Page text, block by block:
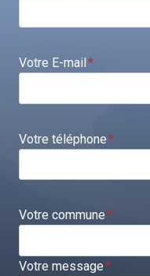
Votre E-mail*
Votre téléphone*
Votre commune*
Votre message*